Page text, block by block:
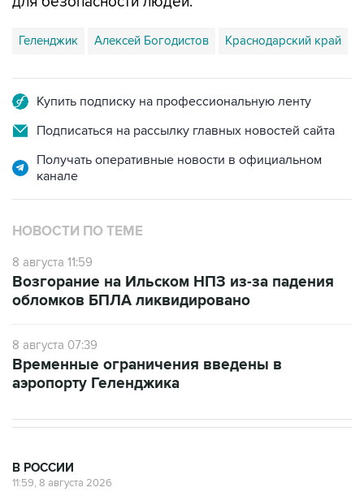
Геленджик Алексей Богодистов Краснодарский край
Купить подписку на профессиональную ленту
Подписаться на рассылку главных новостей сайта
Получать оперативные новости в официальном
канале
НОВОСТИ ПО ТЕМЕ
8 августа 11:59
Возгорание на Ильском НПЗ из-за падения
обломков БПЛА ликвидировано
8 августа 07:39
Временные ограничения введены в
аэропорту Геленджика
В РОССИИ
11:59, 8 августа 2026